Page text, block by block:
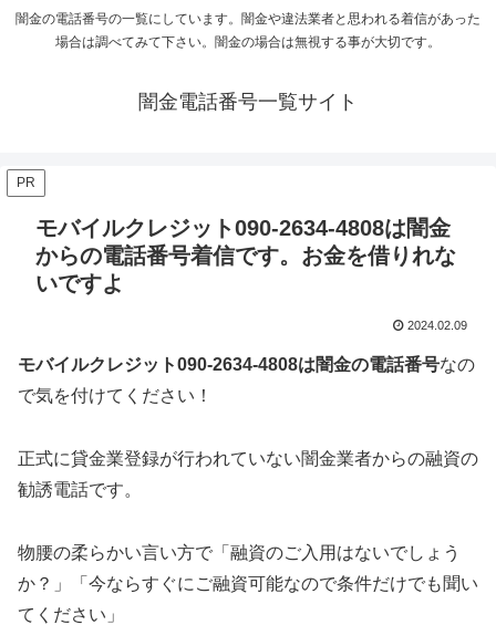
闇金の電話番号の一覧にしています。闇金や違法業者と思われる着信があった
場合は調べてみて下さい。闇金の場合は無視する事が大切です。
闇金電話番号一覧サイト
PR
モバイルクレジット090-2634-4808は闇金
からの電話番号着信です。お金を借りれな
いですよ
2024.02.09
モバイルクレジット090-2634-4808は闇金の電話番号なの
で気を付けてください！
正式に貸金業登録が行われていない闇金業者からの融資の
勧誘電話です。
物腰の柔らかい言い方で「融資のご入用はないでしょう
か？」「今ならすぐにご融資可能なので条件だけでも聞い
てください」